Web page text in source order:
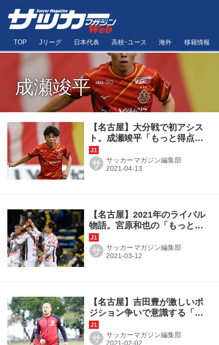
TOP Jリーグ 日本代表 高校･ユース 海外 移籍情報
成瀬竣平
【名古屋】大分戦で初アシス
ト。成瀬竣平「もっと得点に
絡めるようにしたい」
サ サッカーマガジン編集部
【名古屋】2021年のライバル
物語。宮原和也の「もっと得
点やアシストに絡んでいくこ
とはできる」という確信
サ サッカーマガジン編集部
【名古屋】吉田豊が激しいポ
ジション争いで意識する「自
分にも言い聞かせるつもり」
サ サッカーマガジン編集部